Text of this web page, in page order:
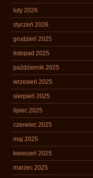
luty 2026
styczeń 2026
grudzień 2025
listopad 2025
październik 2025
wrzesień 2025
sierpień 2025
lipiec 2025
czerwiec 2025
maj 2025
kwiecień 2025
marzec 2025